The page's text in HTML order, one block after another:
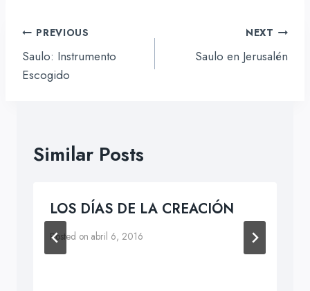
Navegación
de
entradas
PREVIOUS
Saulo: Instrumento
Escogido
NEXT
Saulo en Jerusalén
Similar Posts
LOS DÍAS DE LA CREACIÓN
Posted on abril 6, 2016